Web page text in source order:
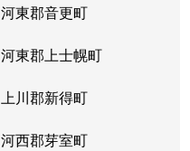
河東郡音更町
河東郡上士幌町
上川郡新得町
河西郡芽室町